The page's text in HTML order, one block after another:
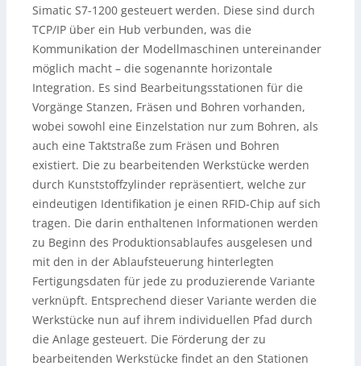
Simatic S7-1200 gesteuert werden. Diese sind durch
TCP/IP über ein Hub verbunden, was die
Kommunikation der Modellmaschinen untereinander
möglich macht – die sogenannte horizontale
Integration. Es sind Bearbeitungsstationen für die
Vorgänge Stanzen, Fräsen und Bohren vorhanden,
wobei sowohl eine Einzelstation nur zum Bohren, als
auch eine Taktstraße zum Fräsen und Bohren
existiert. Die zu bearbeitenden Werkstücke werden
durch Kunststoffzylinder repräsentiert, welche zur
eindeutigen Identifikation je einen RFID-Chip auf sich
tragen. Die darin enthaltenen Informationen werden
zu Beginn des Produktionsablaufes ausgelesen und
mit den in der Ablaufsteuerung hinterlegten
Fertigungsdaten für jede zu produzierende Variante
verknüpft. Entsprechend dieser Variante werden die
Werkstücke nun auf ihrem individuellen Pfad durch
die Anlage gesteuert. Die Förderung der zu
bearbeitenden Werkstücke findet an den Stationen